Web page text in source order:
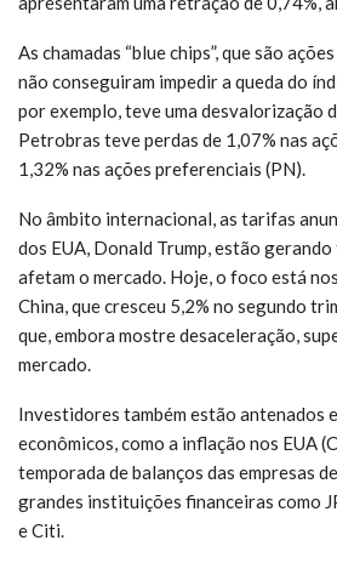
As chamadas “blue chips”, que são
não conseguiram impedir a queda do
por exemplo, teve uma desvalorização
Petrobras teve perdas de 1,07% nas
1,32% nas ações preferenciais (PN).
No âmbito internacional, as tarifas
dos EUA, Donald Trump, estão
afetam o mercado. Hoje, o foco está
China, que cresceu 5,2% no segundo
que, embora mostre desaceleração,
mercado.
Investidores também estão antenados
econômicos, como a inflação nos EUA
temporada de balanços das empresas
grandes instituições financeiras como
e Citi.